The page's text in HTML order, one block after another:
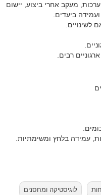
מעקב אחרי ביצוע, יישום
ביעדים.
לשינויים.
רבים.
עמידה בלחץ ומשימתיות.
לוגיסטיקה ומחסנים